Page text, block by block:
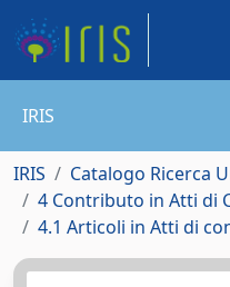
IRIS
IRIS
Catalogo Ricerca
4 Contributo in Atti di
4.1 Articoli in Atti di